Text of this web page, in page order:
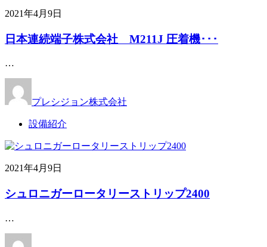
2021年4月9日
日本連続端子株式会社 M211J 圧着機･･･
…
プレシジョン株式会社
設備紹介
2021年4月9日
シュロニガーロータリーストリップ2400
…